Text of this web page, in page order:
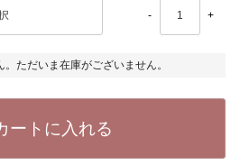
- +
ただいま在庫がございません。
ートに入れる